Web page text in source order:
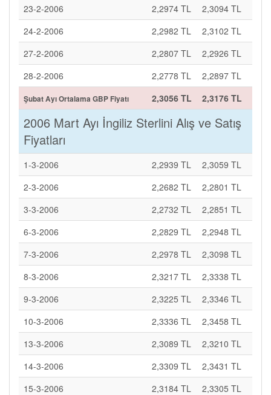
23-2-2006 2,2974 TL
2,3094 TL
24-2-2006
2,2982 TL
2,3102 TL
27-2-2006
2,2807 TL
2,2926 TL
28-2-2006
2,2778 TL 2,2897 TL
Şubat Ayı Ortalama GBP Fiyatı 2,3056 TL 2,3176 TL
2006 Mart Ayı İngiliz Sterlini Alış ve Satış
Fiyatları
1-3-2006 2,2939 TL
2,3059 TL
2-3-2006
2,2682 TL
2,2801 TL
3-3-2006
2,2732 TL
2,2851 TL
6-3-2006
2,2829 TL
2,2948 TL
7-3-2006
2,2978 TL
2,3098 TL
8-3-2006
2,3217 TL
2,3338 TL
9-3-2006
2,3225 TL
2,3346 TL
10-3-2006
2,3336 TL
2,3458 TL
13-3-2006
2,3089 TL
2,3210 TL
14-3-2006
2,3309 TL
2,3431 TL
15-3-2006
2,3184 TL
2,3305 TL